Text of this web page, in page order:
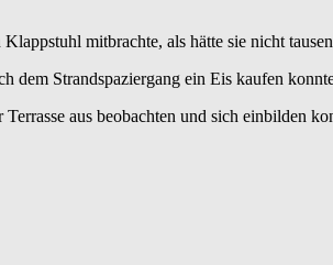
mitbrachte, als hätte sie nicht
dem Strandspaziergang ein Eis kaufen
aus beobachten und sich einbilden